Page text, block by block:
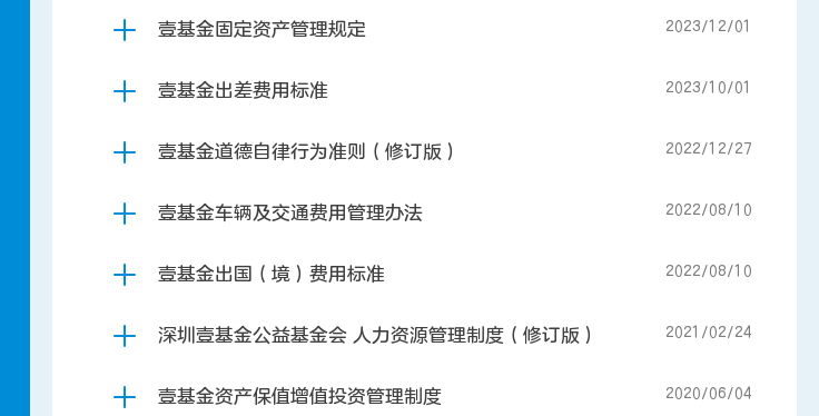
2023/12/01
壹基金固定资产管理规定
2023/10/01
壹基金出差费用标准
2022/12/27
壹基金道德自律行为准则（修订版）
2022/08/10
壹基金车辆及交通费用管理办法
2022/08/10
壹基金出国（境）费用标准
2021/02/24
深圳壹基金公益基金会 人力资源管理制度（修订版）
2020/06/04
壹基金资产保值增值投资管理制度